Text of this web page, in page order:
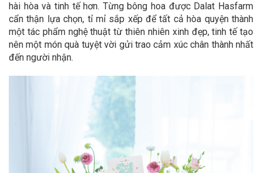
hài hòa và tinh tế hơn. Từng bông hoa được Dalat Hasfarm
cẩn thận lựa chọn, tỉ mỉ sắp xếp để tất cả hòa quyện thành
một tác phẩm nghệ thuật từ thiên nhiên xinh đẹp, tinh tế tạo
nên một món quà tuyệt vời gửi trao cảm xúc chân thành nhất
đến người nhận.